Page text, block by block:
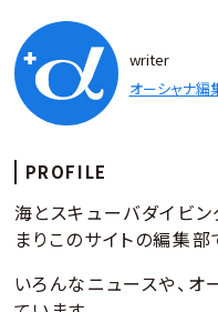
writer
オーシャナ編
PROFILE
海とスキューバダイビン
まりこのサイトの編集部
いろんなニュースや、